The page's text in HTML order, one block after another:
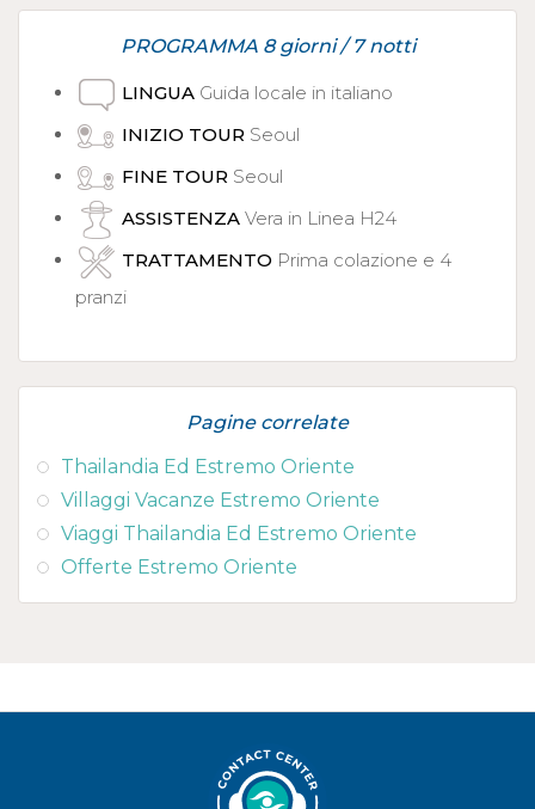
PROGRAMMA 8 giorni / 7 notti
LINGUA Guida locale in italiano
INIZIO TOUR Seoul
FINE TOUR Seoul
ASSISTENZA Vera in Linea H24
TRATTAMENTO Prima colazione e 4
pranzi
Pagine correlate
Thailandia Ed Estremo Oriente
Villaggi Vacanze Estremo Oriente
Viaggi Thailandia Ed Estremo Oriente
Offerte Estremo Oriente